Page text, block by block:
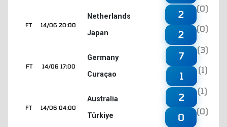
14/06 20:00
FT
Netherlands
Japan
2
(0)
2
(0)
14/06 17:00
FT
Germany
Curaçao
7
(3)
1
(1)
14/06 04:00
FT
Australia
Türkiye
2
(1)
0
(0)